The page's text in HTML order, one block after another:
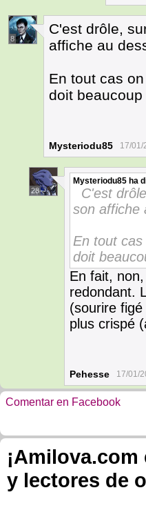
8
C'est drôle,
affiche au
En tout cas
doit beaucoup
Mysteriodu85 17/01/
28
Mysteriodu85 ha
C'est
son affiche
En tout
doit
En fait,
redondant.
(sourire
plus crispé
Pehesse 17/01/
Comentar en Facebook
y lectores de